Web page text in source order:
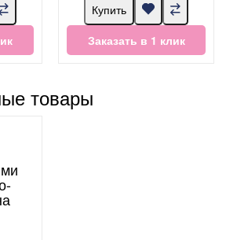
Купить
Заказать в 1 клик
товары